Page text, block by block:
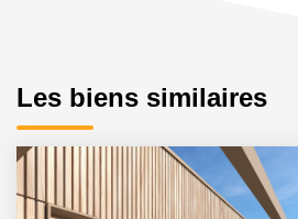
Les biens similaires